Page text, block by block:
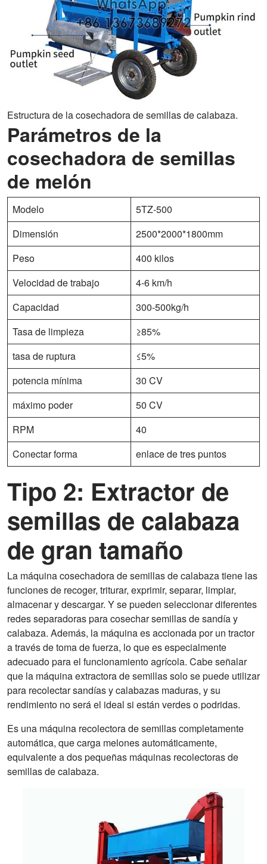
Estructura de la cosechadora de semillas de calabaza.
Parámetros de la
cosechadora de semillas
de melón
Modelo
5TZ-500
Dimensión
2500*2000*1800mm
Peso
400 kilos
Velocidad de trabajo
4-6 km/h
Capacidad
300-500kg/h
Tasa de limpieza
≥85%
tasa de ruptura
≤5%
potencia mínima
30 CV
máximo poder
50 CV
RPM
40
Conectar forma
enlace de tres puntos
Tipo 2: Extractor de
semillas de calabaza
de gran tamaño
La máquina cosechadora de semillas de calabaza tiene las
funciones de recoger, triturar, exprimir, separar, limpiar,
almacenar y descargar. Y se pueden seleccionar diferentes
redes separadoras para cosechar semillas de sandía y
calabaza. Además, la máquina es accionada por un tractor
a través de toma de fuerza, lo que es especialmente
adecuado para el funcionamiento agrícola. Cabe señalar
que la máquina extractora de semillas solo se puede utilizar
para recolectar sandías y calabazas maduras, y su
rendimiento no será el ideal si están verdes o podridas.
Es una máquina recolectora de semillas completamente
automática, que carga melones automáticamente,
equivalente a dos pequeñas máquinas recolectoras de
semillas de calabaza.